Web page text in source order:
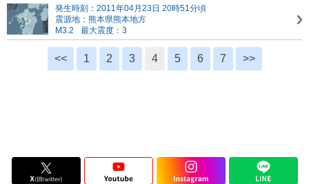
発生時刻：2011年04月23日 20時51分頃
震源地：熊本県熊本地方
M3.2
最大震度：3
<< 1 2 3 4 5 6 7 >>